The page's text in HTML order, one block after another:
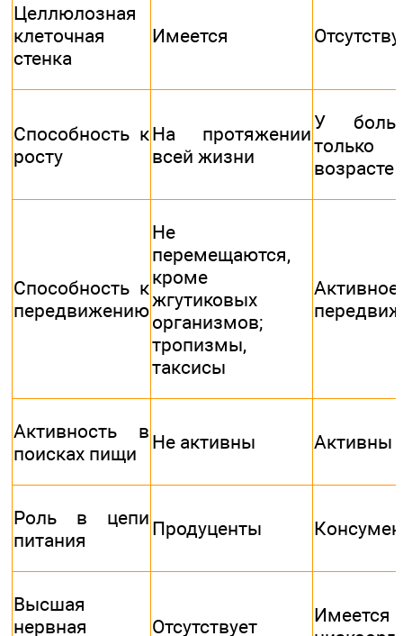
Целлюлозная
клеточная
стенка
Имеется
Способность к
росту
На протяжении
всей жизни
У
только
возрасте
Способность к
передвижению
Не
перемещаются,
кроме
жгутиковых
организмов;
тропизмы,
таксисы
Активное
Активность в
поисках пищи
Не активны Активны
Роль в цепи
питания
Продуценты
Высшая
нервная
Отсутствует